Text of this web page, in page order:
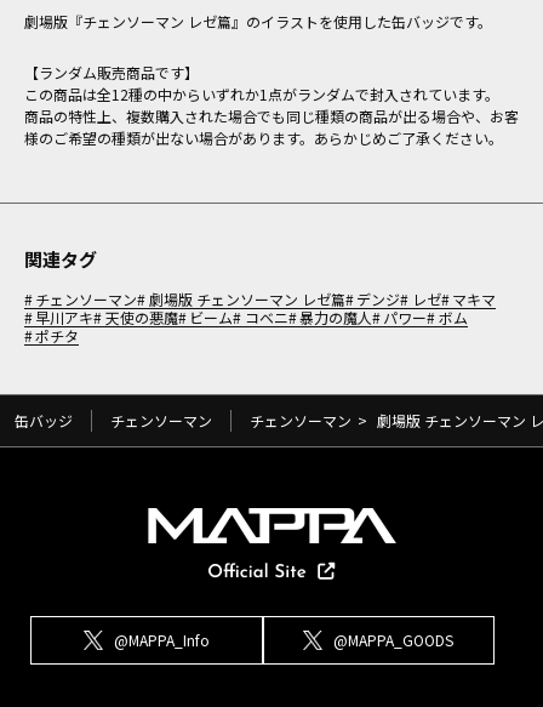
劇場版『チェンソーマン レゼ篇』のイラストを使用した缶バッジです。
【ランダム販売商品です】
この商品は全12種の中からいずれか1点がランダムで封入されています。
商品の特性上、複数購入された場合でも同じ種類の商品が出る場合や、お客
様のご希望の種類が出ない場合があります。あらかじめご了承ください。
関連タグ
チェンソーマン 劇場版 チェンソーマン レゼ篇 デンジ レゼ
マキマ
早川アキ 天使の悪魔 ビーム コベニ 暴力の魔人 パワー ボム
ポチタ
缶バッジ チェンソーマン チェンソーマン > 劇場版 チェンソーマン
@MAPPA_Info @MAPPA_GOODS